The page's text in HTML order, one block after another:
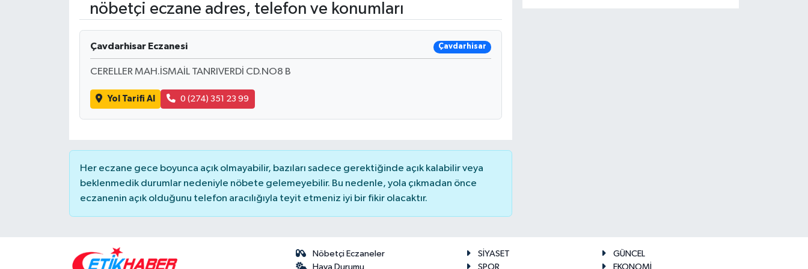
nöbetçi eczane adres, telefon ve konumları
Çavdarhisar Eczanesi Çavdarhisar
CERELLER MAH.İSMAİL TANRIVERDİ CD.NO8 B
Yol Tarifi Al 0 (274) 351 23 99
Her eczane gece boyunca açık olmayabilir, bazıları sadece gerektiğinde açık kalabilir veya
beklenmedik durumlar nedeniyle nöbete gelemeyebilir. Bu nedenle, yola çıkmadan önce
eczanenin açık olduğunu telefon aracılığıyla teyit etmeniz iyi bir fikir olacaktır.
Nöbetçi Eczaneler
Hava Durumu
SİYASET
GÜNCEL
SPOR
EKONOMİ
ÖZEL HABER
RÖPORTAJLAR